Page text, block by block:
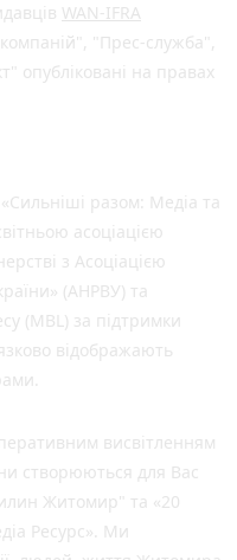
WAN-IFRA
"Прес-служба",
опубліковані на правах
разом: Медіа та
асоціацією
з Асоціацією
(АНРВУ) та
(MBL) за підтримки
відображають
висвітленням
створюються для Вас
Житомир" та «20
Ресурс». Ми